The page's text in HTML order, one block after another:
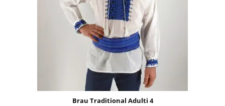
Brau Traditional Adulti 4